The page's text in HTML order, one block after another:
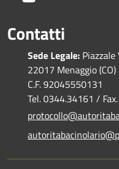
Contatti
Sede Legale:
22017 Menaggio (CO)
C.F. 92045550131
Tel. 0344.34161 /